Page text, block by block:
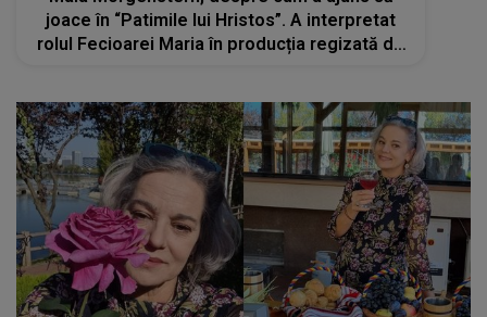
joace în “Patimile lui Hristos”. A interpretat
rolul Fecioarei Maria în producția regizată de